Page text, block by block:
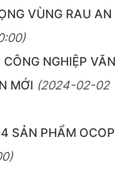
VÙNG RAU AN
NGHIỆP VĂN
MỚI (2024-02-02
SẢN PHẨM OCOP